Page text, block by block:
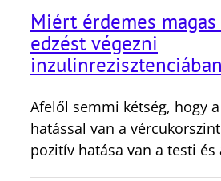
Miért érdemes
edzést végezni
Afelől semmi kétség, hogy
hatással van a
pozitív hatása van a testi és